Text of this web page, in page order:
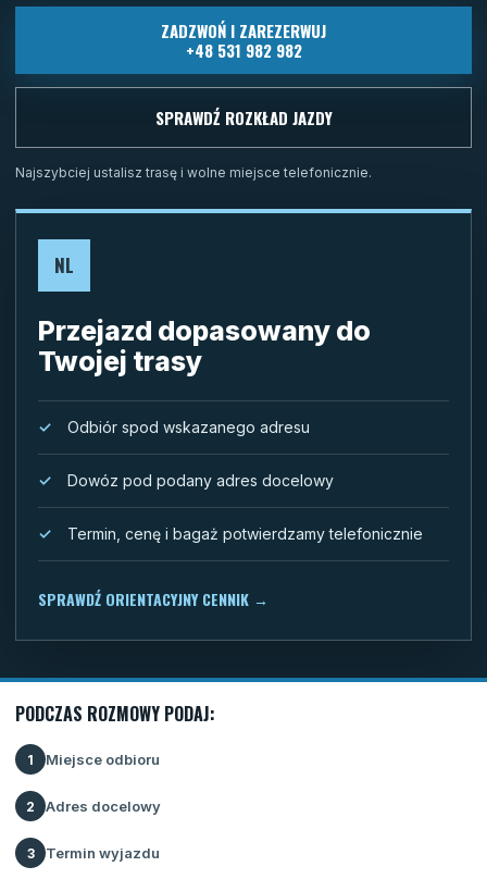
ZADZWOŃ I ZAREZERWUJ
+48 531 982 982
SPRAWDŹ ROZKŁAD JAZDY
Najszybciej ustalisz trasę i wolne miejsce telefonicznie.
NL
Przejazd dopasowany do
Twojej trasy
Odbiór spod wskazanego adresu
Dowóz pod podany adres docelowy
Termin, cenę i bagaż potwierdzamy telefonicznie
SPRAWDŹ ORIENTACYJNY CENNIK →
PODCZAS ROZMOWY PODAJ:
1 Miejsce odbioru
2 Adres docelowy
3 Termin wyjazdu